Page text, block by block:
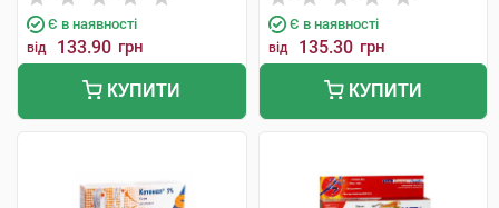
Є в наявності
від 133.90 грн
КУПИТИ
Є в наявності
від 135.30 грн
КУПИТИ